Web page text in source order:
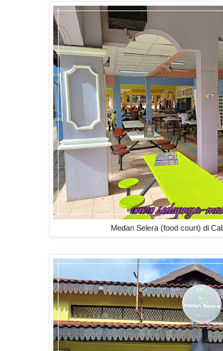
Medan Selera (food court) di